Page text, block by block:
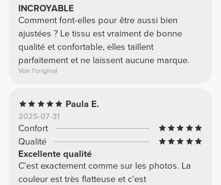
INCROYABLE
Comment font-elles pour être aussi bien
ajustées ? Le tissu est vraiment de bonne
qualité et confortable, elles taillent
parfaitement et ne laissent aucune marque.
Voir l'original
Paula E.
2025-07-31
Confort
Qualité
Excellente qualité
C'est exactement comme sur les photos. La
couleur est très flatteuse et c'est